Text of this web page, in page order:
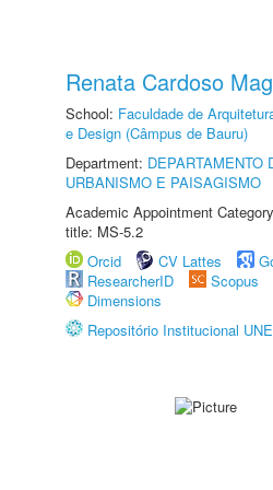
Renata Cardoso
School: Faculdade de
e Design (Câmpus de Bauru)
Department: DEPARTAMENTO
URBANISMO E PAISAGISMO
Academic Appointment
title: MS-5.2
Orcid
CV Lattes
ResearcherID
Scopus
Dimensions
Repositório Institucional